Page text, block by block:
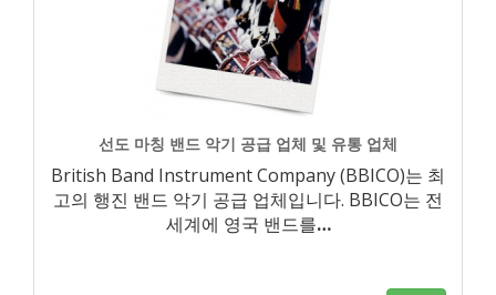
선도 마칭 밴드 악기 공급 업체 및 유통 업체
British Band Instrument Company (BBICO)는 최
고의 행진 밴드 악기 공급 업체입니다. BBICO는 전
세계에 영국 밴드를…